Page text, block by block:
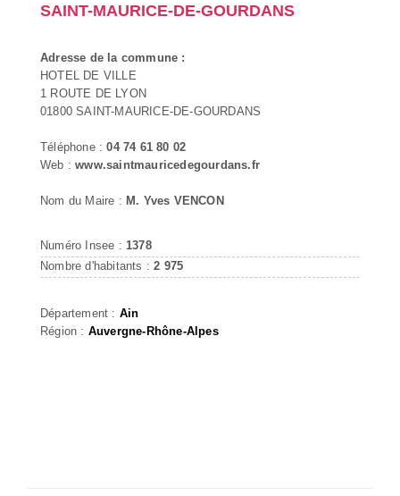
SAINT-MAURICE-DE-GOURDANS
Adresse de la commune :
HOTEL DE VILLE
1 ROUTE DE LYON
01800 SAINT-MAURICE-DE-GOURDANS
Téléphone :04 74 61 80 02
Web :www.saintmauricedegourdans.fr
Nom du Maire : M. Yves VENCON
Numéro Insee : 1378
Nombre d'habitants :2 975
Département : Ain
Région : Auvergne-Rhône-Alpes